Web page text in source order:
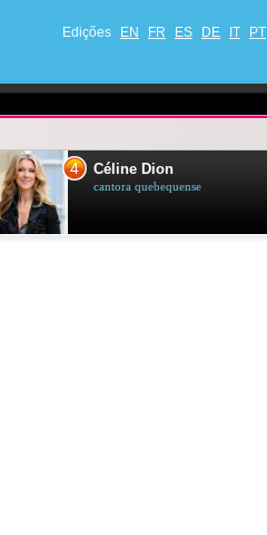
Edições EN FR ES DE IT PT
4 Céline Dion
cantora quebequense